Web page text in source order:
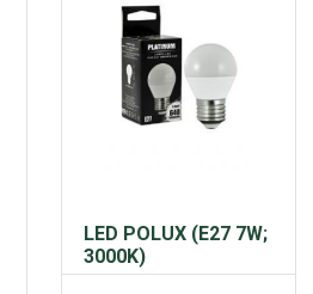
LED POLUX (E27 7W;
3000K)